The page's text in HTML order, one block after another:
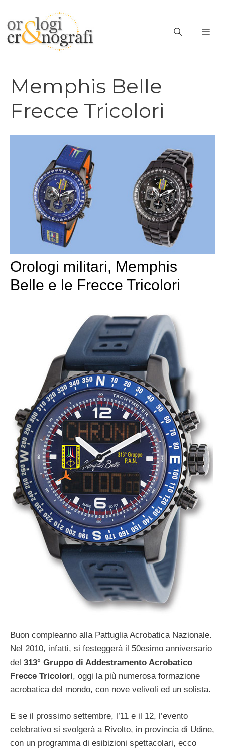
contenuto
Memphis Belle
Frecce Tricolori
Orologi militari, Memphis
Belle e le Frecce Tricolori
Buon compleanno alla Pattuglia Acrobatica Nazionale.
Nel 2010, infatti, si festeggerà il 50esimo anniversario
del 313° Gruppo di Addestramento Acrobatico
Frecce Tricolori, oggi la più numerosa formazione
acrobatica del mondo, con nove velivoli ed un solista.
E se il prossimo settembre, l’11 e il 12, l’evento
celebrativo si svolgerà a Rivolto, in provincia di Udine,
con un programma di esibizioni spettacolari, ecco